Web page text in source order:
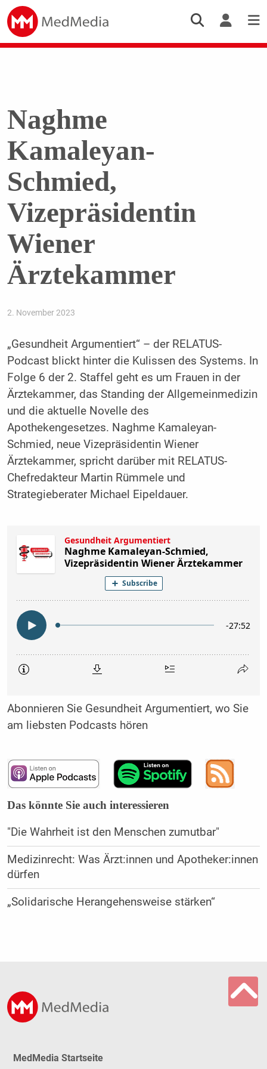
Naghme
Kamaleyan-
Schmied,
Vizepräsidentin
Wiener
Ärztekammer
2. November 2023
„Gesundheit Argumentiert“ – der RELATUS-
Podcast blickt hinter die Kulissen des Systems. In
Folge 6 der 2. Staffel geht es um Frauen in der
Ärztekammer, das Standing der Allgemeinmedizin
und die aktuelle Novelle des
Apothekengesetzes. Naghme Kamaleyan-
Schmied, neue Vizepräsidentin Wiener
Ärztekammer, spricht darüber mit RELATUS-
Chefredakteur Martin Rümmele und
Strategieberater Michael Eipeldauer.
Abonnieren Sie Gesundheit Argumentiert, wo Sie
am liebsten Podcasts hören
Das könnte Sie auch interessieren
"Die Wahrheit ist den Menschen zumutbar"
Medizinrecht: Was Ärzt:innen und Apotheker:innen
dürfen
„Solidarische Herangehensweise stärken“
MedMedia Startseite